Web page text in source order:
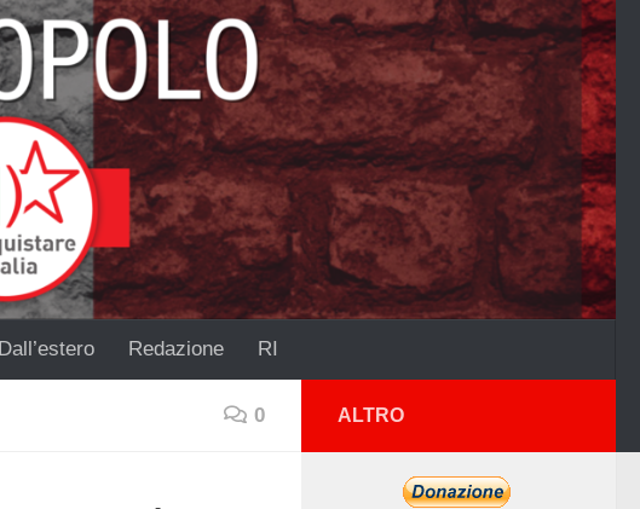
Dall’estero Redazione RI
0 ALTRO